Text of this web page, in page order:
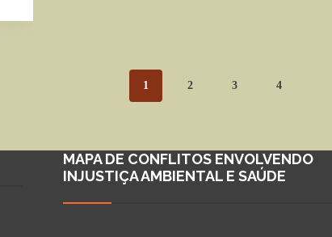
1 2 3 4
MAPA DE CONFLITOS ENVOLVENDO
INJUSTIÇA AMBIENTAL E SAÚDE